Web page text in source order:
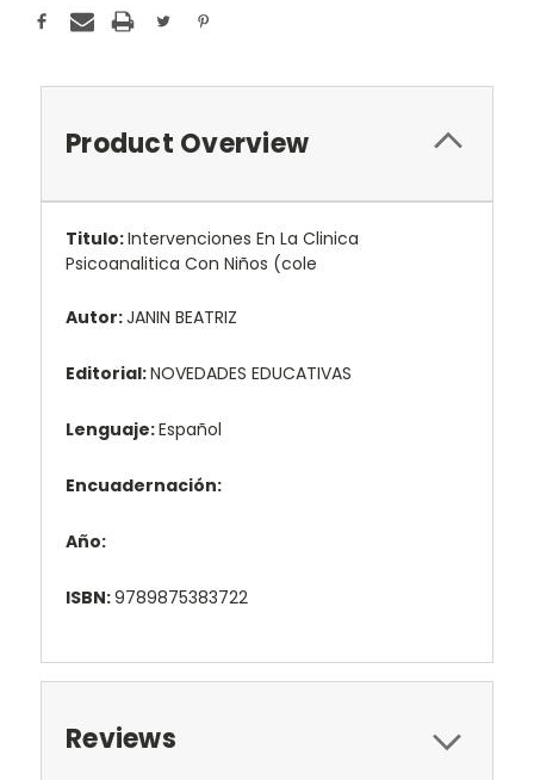
Product Overview
Titulo:Intervenciones En La Clinica
Psicoanalitica Con Niños (cole
Autor:JANIN BEATRIZ
Editorial:NOVEDADES EDUCATIVAS
Lenguaje:Español
Encuadernación:
Año:
ISBN:9789875383722
Reviews